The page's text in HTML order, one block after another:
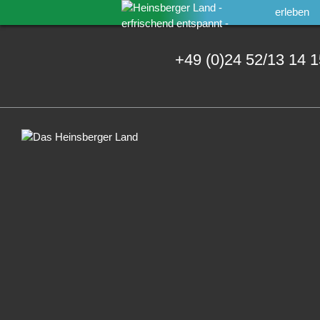
erleben
+49 (0)24 52/13 14